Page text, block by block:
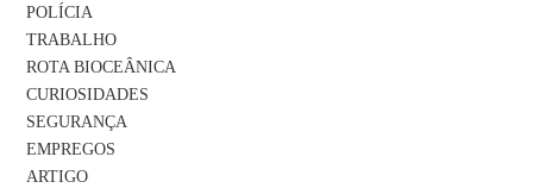
POLÍCIA
TRABALHO
ROTA BIOCEÂNICA
CURIOSIDADES
SEGURANÇA
EMPREGOS
ARTIGO